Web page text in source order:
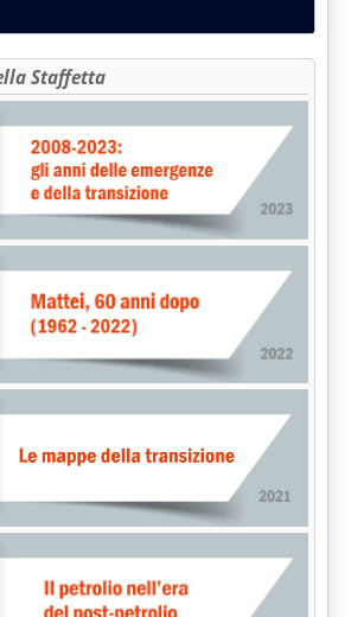
è aumentata in aprile'
Via per pozzo di produzione Adriatica'
Staffetta